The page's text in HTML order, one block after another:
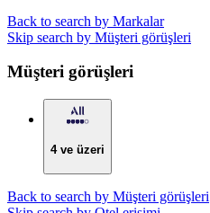
Back to search by Markalar
Skip search by Müşteri görüşleri
Müşteri görüşleri
4 ve üzeri
Back to search by Müşteri görüşleri